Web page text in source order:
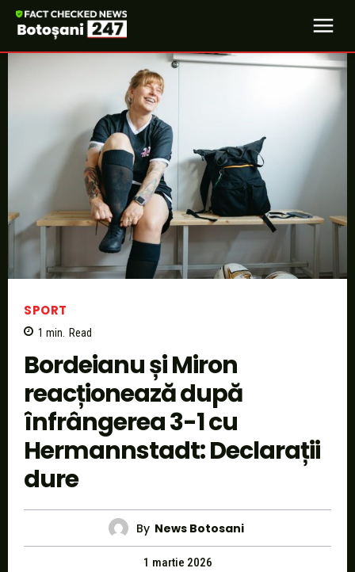
SPORT
1 min. Read
Bordeianu și Miron
reacționează după
înfrângerea 3-1 cu
Hermannstadt: Declarații
dure
By News Botosani
1 martie 2026